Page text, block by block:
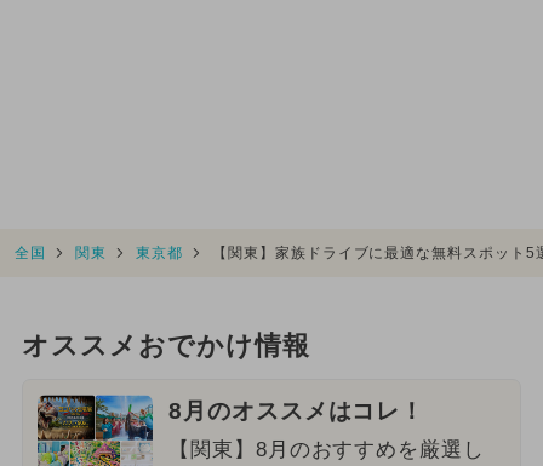
全国 関東 東京都 【関東】家族ドライブに最適な無料スポット
オススメおでかけ情報
8月のオススメはコレ！
【関東】8月のおすすめを厳選し